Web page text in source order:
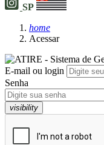
SP
home
Acessar
E-mail ou login
Senha
visibility